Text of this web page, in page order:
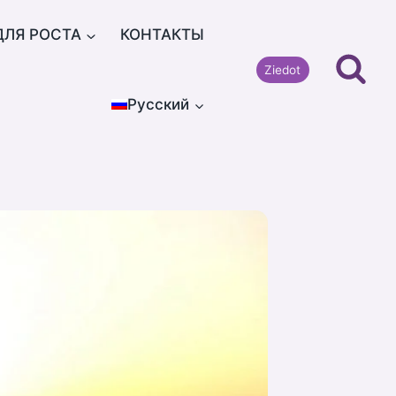
РОСТА КОНТАКТЫ
Русский
Ziedot